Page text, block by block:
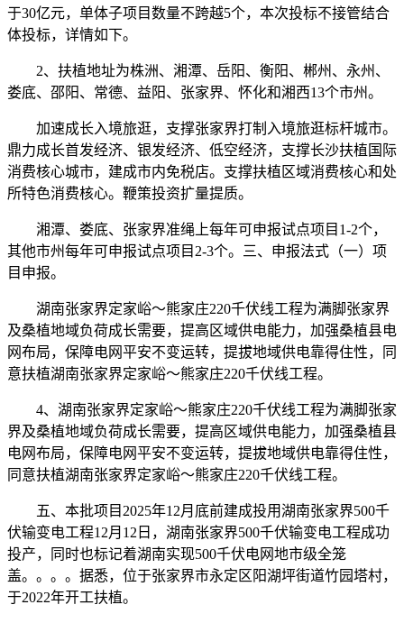
于30亿元，单体子项目数量不跨越5个，本次投标不接管结合
体投标，详情如下。
2、扶植地址为株洲、湘潭、岳阳、衡阳、郴州、永州、
娄底、邵阳、常德、益阳、张家界、怀化和湘西13个市州。
加速成长入境旅逛，支撑张家界打制入境旅逛标杆城市。
鼎力成长首发经济、银发经济、低空经济，支撑长沙扶植国际
消费核心城市，建成市内免税店。支撑扶植区域消费核心和处
所特色消费核心。鞭策投资扩量提质。
湘潭、娄底、张家界准绳上每年可申报试点项目1-2个，
其他市州每年可申报试点项目2-3个。三、申报法式（一）项
目申报。
湖南张家界定家峪～熊家庄220千伏线工程为满脚张家界
及桑植地域负荷成长需要，提高区域供电能力，加强桑植县电
网布局，保障电网平安不变运转，提拔地域供电靠得住性，同
意扶植湖南张家界定家峪～熊家庄220千伏线工程。
4、湖南张家界定家峪～熊家庄220千伏线工程为满脚张家
界及桑植地域负荷成长需要，提高区域供电能力，加强桑植县
电网布局，保障电网平安不变运转，提拔地域供电靠得住性，
同意扶植湖南张家界定家峪～熊家庄220千伏线工程。
五、本批项目2025年12月底前建成投用湖南张家界500千
伏输变电工程12月12日，湖南张家界500千伏输变电工程成功
投产，同时也标记着湖南实现500千伏电网地市级全笼
盖。。。。据悉，位于张家界市永定区阳湖坪街道竹园塔村，
于2022年开工扶植。